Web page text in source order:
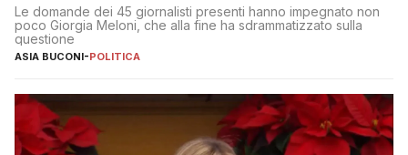
Le domande dei 45 giornalisti presenti hanno impegnato non
poco Giorgia Meloni, che alla fine ha sdrammatizzato sulla
questione
ASIA BUCONI-POLITICA